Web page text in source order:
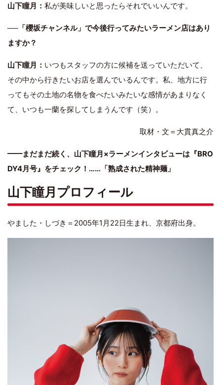
山下瞳月： 私が美味しいと思ったらそれでいいんです。
──「櫻坂チャンネル」で今後行ってみたいラーメン店はあり
ますか？
山下瞳月： いつもスタッフの方に候補を送っていただいて、
その中から行きたいお店を選んでいるんです。私、地方に行
ってもその土地の名物を食べたいみたいな感情があまりなく
て、いつも一蘭を探してしまうんです（笑）。
取材・文＝大貫真之介
━━まだまだ続く、山下瞳月×ラーメンインタビューは『BRO
DY4月号』をチェック！……「熟成された精神麺」
山下瞳月プロフィール
やました・しづき＝2005年1月22日生まれ、京都府出身。